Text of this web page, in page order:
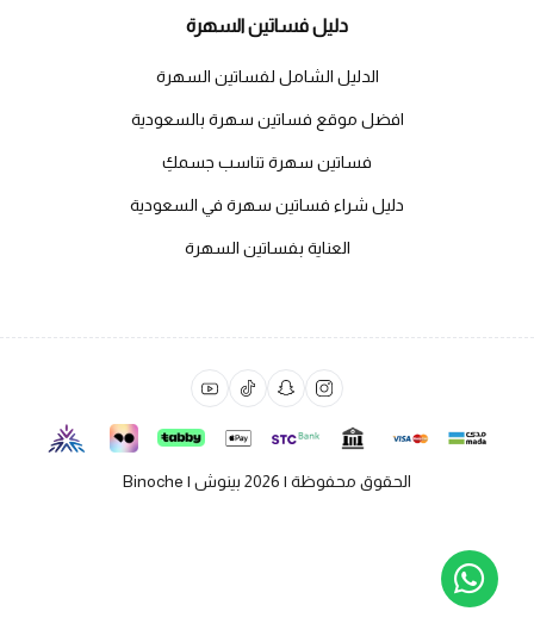
دليل فساتين السهرة
الدليل الشامل لفساتين السهرة
افضل موقع فساتين سهرة بالسعودية
فساتين سهرة تناسب جسمكِ
دليل شراء فساتين سهرة في السعودية
العناية بفساتين السهرة
الحقوق محفوظة | 2026 بينوش | Binoche